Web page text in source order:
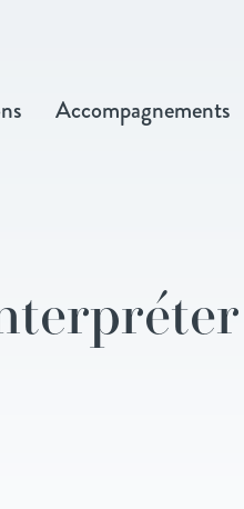
Accompagnements